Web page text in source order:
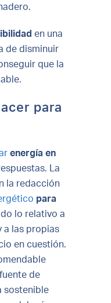
en una
de disminuir
que la
para
energía en
La
la redacción
para
lo relativo a
a las propias
en cuestión.
de
sostenible